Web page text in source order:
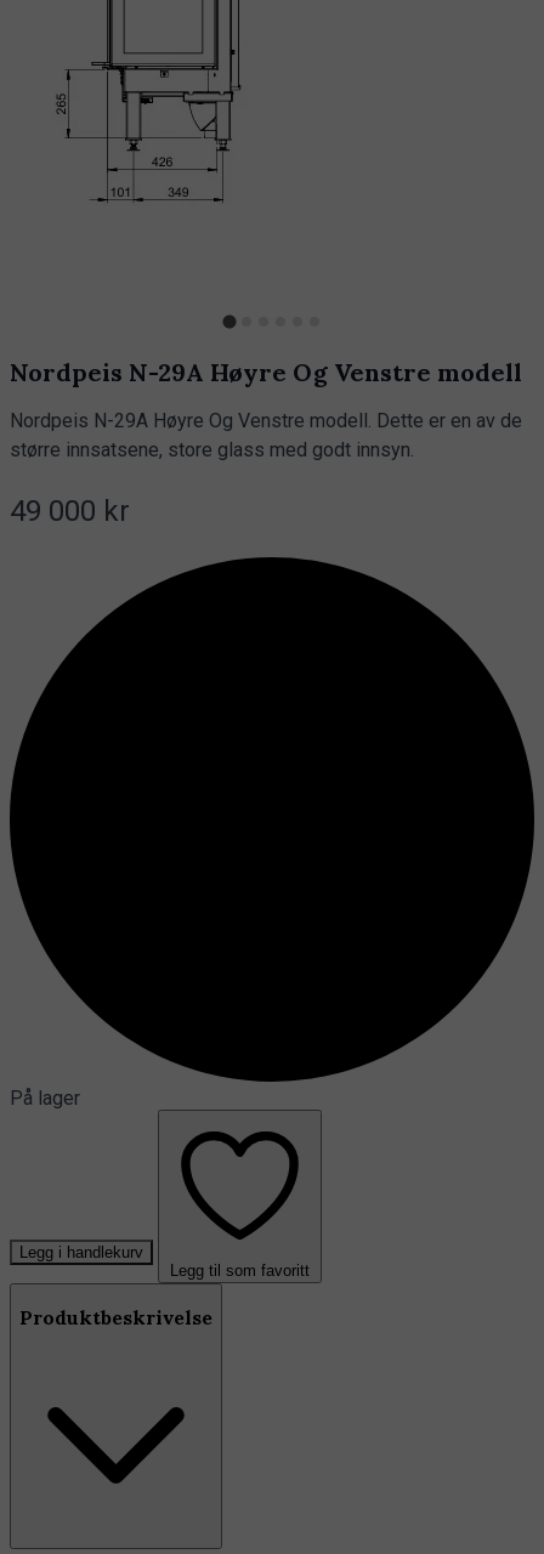
Nordpeis N-29A Høyre Og Venstre modell
Nordpeis N-29A Høyre Og Venstre modell. Dette er en av de
større innsatsene, store glass med godt innsyn.
49 000 kr
På lager
Legg i handlekurv
Legg til som favoritt
Produktbeskrivelse